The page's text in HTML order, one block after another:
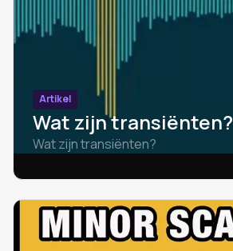
Artikel
Wat zijn transiënten?
Wat zijn transiënten?